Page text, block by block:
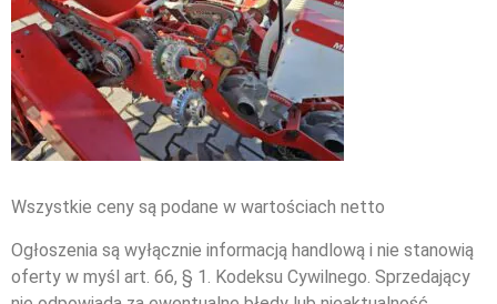
Wszystkie ceny są podane w wartościach netto
Ogłoszenia są wyłącznie informacją handlową i nie stanowią
oferty w myśl art. 66, § 1. Kodeksu Cywilnego. Sprzedający